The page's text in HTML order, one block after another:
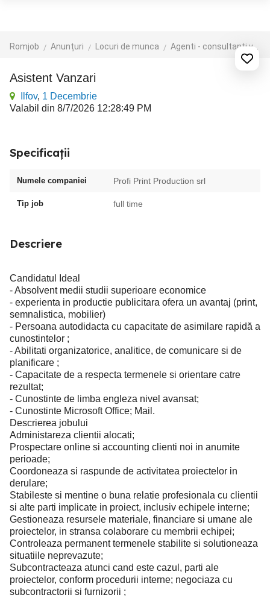
Romjob Anunțuri Locuri de munca Agenti - consultanti vanzari
Asistent Vanzari
Ilfov, 1 Decembrie
Valabil din 8/7/2026 12:28:49 PM
Specificații
Numele companiei Profi Print Production srl
Tip job full time
Descriere
Candidatul Ideal
- Absolvent medii studii superioare economice
- experienta in productie publicitara ofera un avantaj (print,
semnalistica, mobilier)
- Persoana autodidacta cu capacitate de asimilare rapidă a
cunostintelor ;
- Abilitati organizatorice, analitice, de comunicare si de
planificare ;
- Capacitate de a respecta termenele si orientare catre
rezultat;
- Cunostinte de limba engleza nivel avansat;
- Cunostinte Microsoft Office; Mail.
Descrierea jobului
Administareza clientii alocati;
Prospectare online si accounting clienti noi in anumite
perioade;
Coordoneaza si raspunde de activitatea proiectelor in
derulare;
Stabileste si mentine o buna relatie profesionala cu clientii
si alte parti implicate in proiect, inclusiv echipele interne;
Gestioneaza resursele materiale, financiare si umane ale
proiectelor, in stransa colaborare cu membrii echipei;
Controleaza permanent termenele stabilite si solutioneaza
situatiile neprevazute;
Subcontracteaza atunci cand este cazul, parti ale
proiectelor, conform procedurii interne; negociaza cu
subcontractorii si furnizorii ;